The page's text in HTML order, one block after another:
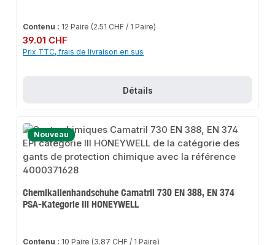
Contenu : 12 Paire (2.51 CHF / 1 Paire)
Prix régulier :
39.01 CHF
Prix TTC, frais de livraison en sus
Détails
Nouveau
Chemikalienhandschuhe Camatril 730 EN 388, EN 374
PSA-Kategorie III HONEYWELL
Contenu : 10 Paire (3.87 CHF / 1 Paire)